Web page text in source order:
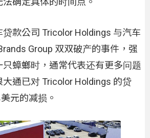
款公司 Tricolor Holdings 与汽车
Group 双双破产的事件，强
蟑螂时，通常代表还有更多问题
通已对 Tricolor Holdings 的贷
元的减损。